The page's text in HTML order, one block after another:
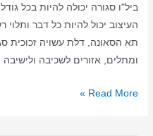
ביל"ו סגורה יכולה להיות בכל
העיצוב יכול להיות כל דבר ותלוי
תא הסאונה, דלת עשויה זכוכית
ומתלים, אזורים לשכיבה ולישיבה
סאונה
Read More »